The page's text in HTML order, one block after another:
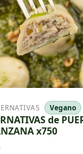
Vegano
de
x750